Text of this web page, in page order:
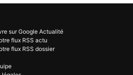
sur Google Actualité
flux RSS actu
flux RSS dossier